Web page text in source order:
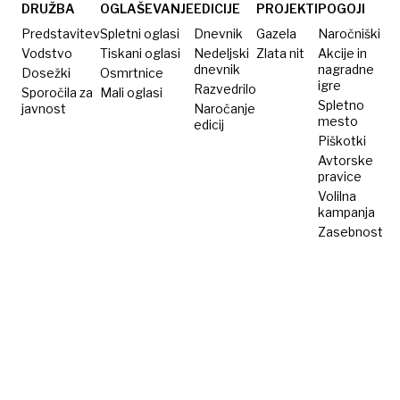
DRUŽBA
Predstavitev
Vodstvo
Dosežki
Sporočila za
javnost
OGLAŠEVANJE
Spletni oglasi
Tiskani oglasi
Osmrtnice
Mali oglasi
EDICIJE
Dnevnik
Nedeljski
dnevnik
Razvedrilo
Naročanje
edicij
PROJEKTI
Gazela
Zlata nit
POGOJI
Naročniški
Akcije in
nagradne
igre
Spletno
mesto
Piškotki
Avtorske
pravice
Volilna
kampanja
Zasebnost